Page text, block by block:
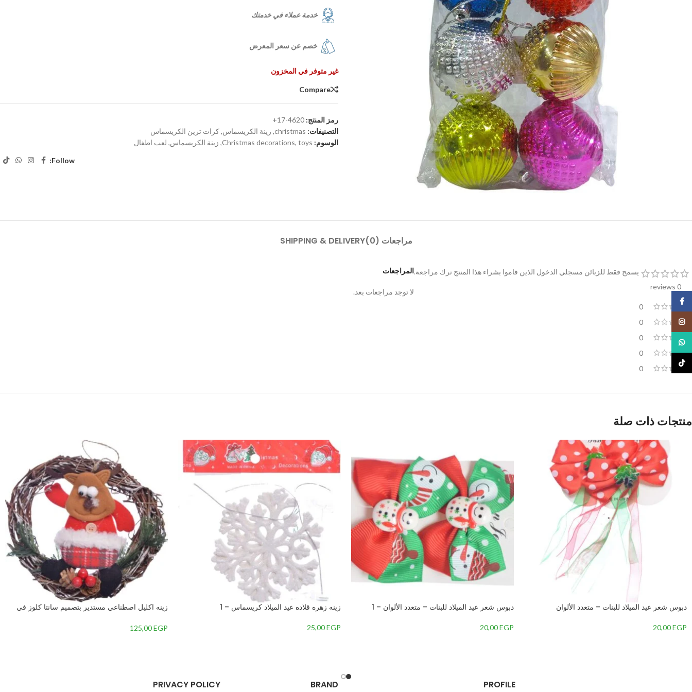
خدمة عملاء في خدمتك
خصم عن سعر المعرض
غير متوفر في المخزون
Compare
رمز المنتج: 4620-17+
التصنيفات: christmas
, زينة الكريسماس,كرات تزين الكريسماس
الوسوم:
Christmas decorations, toys
, زينة الكريسماس, لعب اطفال
Follow:
مراجعات (0) SHIPPING & DELIVERY
0 reviews
0
0
0
0
0
المراجعات
لا توجد مراجعات بعد.
يسمح فقط للزبائن مسجلي الدخول الذين قاموا بشراء هذا المنتج ترك مراجعة.
منتجات ذات صلة
دبوس شعر عيد الميلاد للبنات – متعدد الألوان
20,00EGP
دبوس شعر عيد الميلاد للبنات – متعدد الألوان – 1
20,00EGP
زينه زهره قلاده عيد الميلاد كريسماس – 1
25,00EGP
زينه اكليل اصطناعي مستدير بتصميم سانتا كلوز في
125,00EGP
PROFILE
BRAND
PRIVACY POLICY
Instagram
WhatsApp